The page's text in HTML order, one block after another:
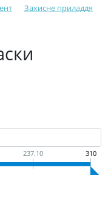
Захисне приладдя
237.10 310